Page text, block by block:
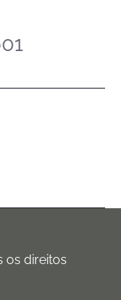
os direitos